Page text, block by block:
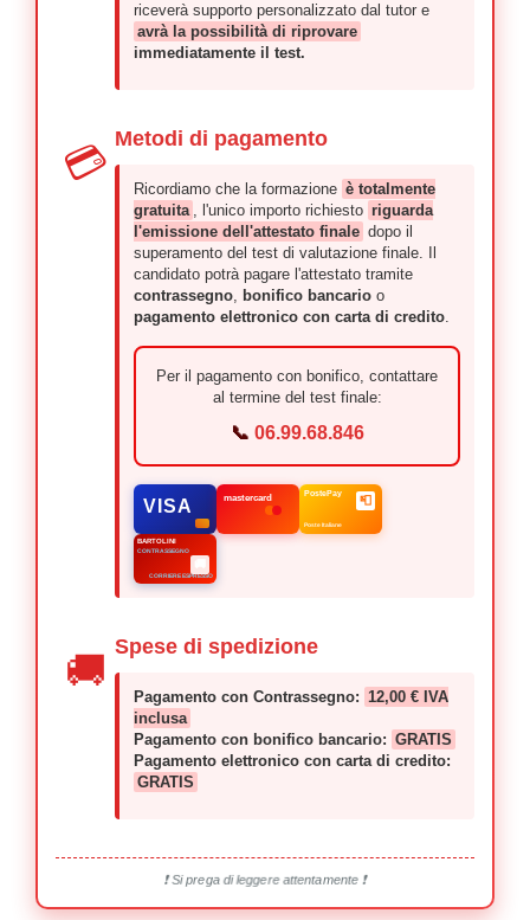
riceverà supporto personalizzato dal tutor e
avrà la possibilità di riprovare
immediatamente il test.
💳
Metodi di pagamento
Ricordiamo che la formazione è totalmente
gratuita , l'unico importo richiesto riguarda
l'emissione dell'attestato finale dopo il
superamento del test di valutazione finale. Il
candidato potrà pagare l'attestato tramite
contrassegno, bonifico bancario o
pagamento elettronico con carta di credito.
Per il pagamento con bonifico, contattare
al termine del test finale:
📞 06.99.68.846
VISA mastercard PostePay
Poste Italiane
📮
BARTOLINI
CONTRASSEGNO
CORRIERE ESPRESSO
🚚
🚚
Spese di spedizione
Pagamento con Contrassegno: 12,00 € IVA
inclusa
Pagamento con bonifico bancario: GRATIS
Pagamento elettronico con carta di credito:
GRATIS
❗ Si prega di leggere attentamente ❗